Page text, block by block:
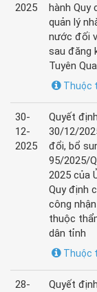
2025
hành Quy
quản lý
nước đối
sau đăng
Tuyên
Thuộc
30-
12-
2025
Quyết
30/12/
đổi, bổ
95/2025/
2025 của
Quy định
công
thuộc
dân tỉnh
Thuộc
28-
Quyết